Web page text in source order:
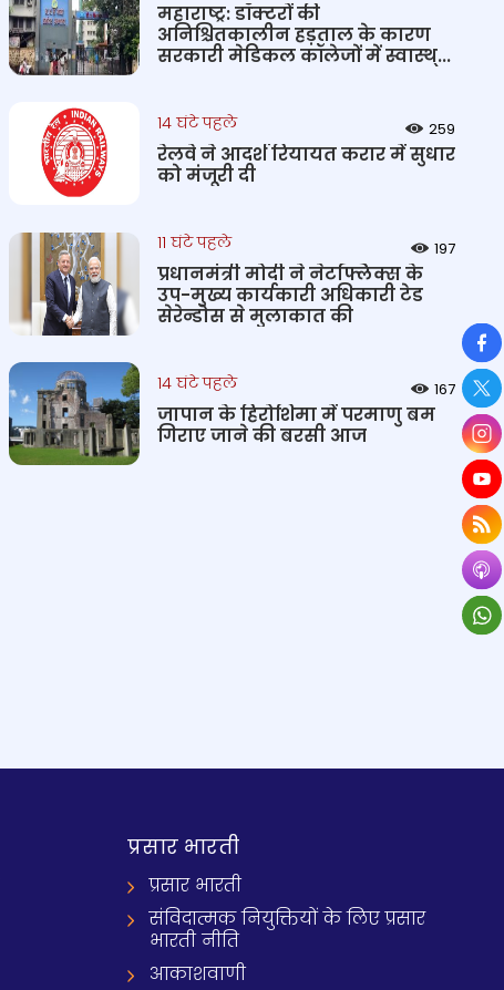
महाराष्ट्र: डॉक्टरों की
अनिश्चितकालीन हड़ताल के कारण
सरकारी मेडिकल कॉलेजों में स्वास्थ्...
14 घंटे पहले 259
रेलवे ने आदर्श रियायत करार में सुधार
को मंजूरी दी
11 घंटे पहले 197
प्रधानमंत्री मोदी ने नेटफ्लिक्स के
उप-मुख्य कार्यकारी अधिकारी टेड
सेरेन्डोस से मुलाकात की
14 घंटे पहले 167
जापान के हिरोशिमा में परमाणु बम
गिराए जाने की बरसी आज
प्रसार भारती
प्रसार भारती
संविदात्मक नियुक्तियों के लिए प्रसार
भारती नीति
आकाशवाणी